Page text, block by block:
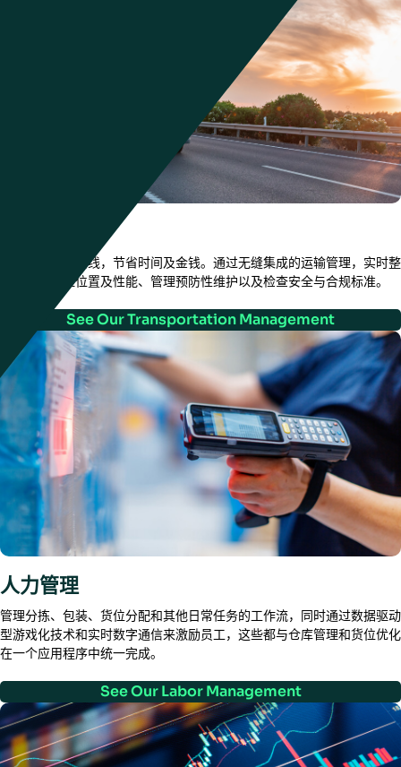
更高效地规划路线，节省时间及金钱。通过无缝集成的运输管理，实时整
合货运、监控位置及性能、管理预防性维护以及检查安全与合规标准。
See Our Transportation Management
人力管理
管理分拣、包装、货位分配和其他日常任务的工作流，同时通过数据驱动
型游戏化技术和实时数字通信来激励员工，这些都与仓库管理和货位优化
在一个应用程序中统一完成。
See Our Labor Management